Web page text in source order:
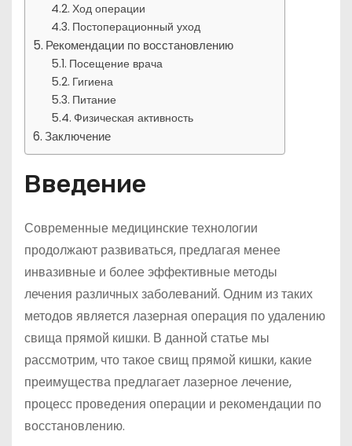
Ход операции
Постоперационный уход
Рекомендации по восстановлению
Посещение врача
Гигиена
Питание
Физическая активность
Заключение
Введение
Современные медицинские технологии
продолжают развиваться, предлагая менее
инвазивные и более эффективные методы
лечения различных заболеваний. Одним из таких
методов является лазерная операция по удалению
свища прямой кишки. В данной статье мы
рассмотрим, что такое свищ прямой кишки, какие
преимущества предлагает лазерное лечение,
процесс проведения операции и рекомендации по
восстановлению.